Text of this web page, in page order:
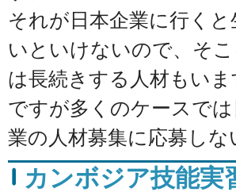
それが日本企業に行く
いといけないので、そ
は長続きする人材もいま
ですが多くのケースで
業の人材募集に応募し
カンボジア技能実